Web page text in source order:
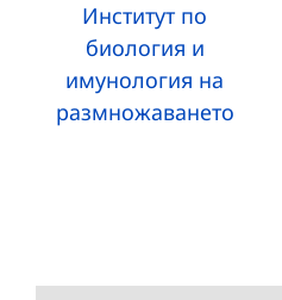
Институт по
биология и
имунология на
размножаването